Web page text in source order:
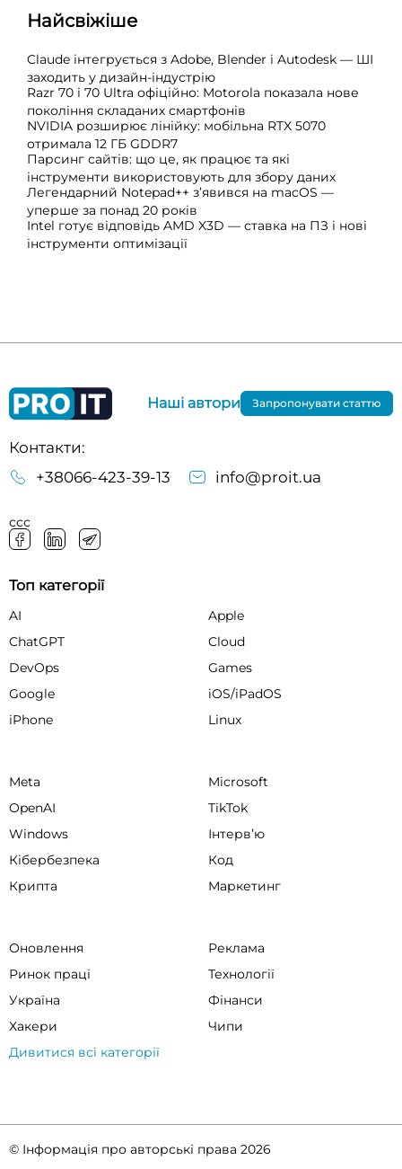
Найсвіжіше
Claude інтегрується з Adobe, Blender і Autodesk — ШІ
заходить у дизайн-індустрію
Razr 70 і 70 Ultra офіційно: Motorola показала нове
покоління складаних смартфонів
NVIDIA розширює лінійку: мобільна RTX 5070
отримала 12 ГБ GDDR7
Парсинг сайтів: що це, як працює та які
інструменти використовують для збору даних
Легендарний Notepad++ з’явився на macOS —
уперше за понад 20 років
Intel готує відповідь AMD X3D — ставка на ПЗ і нові
інструменти оптимізації
Контакти:
+38066-423-39-13
info@proit.ua
ссс
Наші автори Запропонувати статтю
Топ категорії
AI
Apple
ChatGPT
Cloud
DevOps
Games
Google
iOS/iPadOS
iPhone
Linux
Meta
Microsoft
OpenAI
TikTok
Windows
Інтервʼю
Кібербезпека
Код
Крипта
Маркетинг
Оновлення
Реклама
Ринок праці
Технології
Україна
Фінанси
Хакери
Чипи
Дивитися всі категорії
© Інформація про авторські права 2026